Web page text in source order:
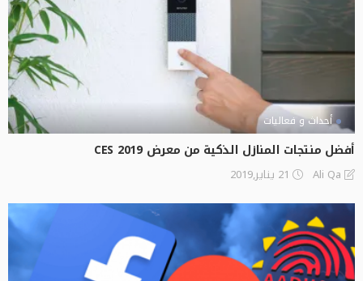
أحداث و فعاليات
أفضل منتجات المنازل الذكية من معرض CES 2019
Ali Qa 21 يناير,2019